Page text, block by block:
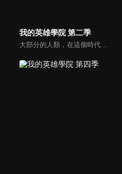
我的英雄學院 第二季